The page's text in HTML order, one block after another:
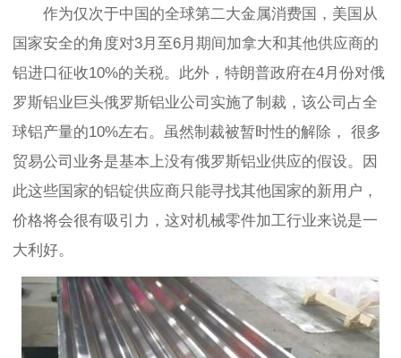
作为仅次于中国的全球第二大金属消费国，美国从
国家安全的角度对3月至6月期间加拿大和其他供应商的
铝进口征收10%的关税。此外，特朗普政府在4月份对俄
罗斯铝业巨头俄罗斯铝业公司实施了制裁，该公司占全
球铝产量的10%左右。虽然制裁被暂时性的解除，
很多
贸易公司 业务是基本上没有俄罗斯铝业供应的假设。
因
此这些国家的铝锭供应商只能寻找其他国家的新用户，
价格将会很有吸引力，这对机械零件加工行业来说是一
大利好。